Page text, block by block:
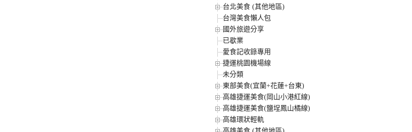
台北美食 (其他地區)
台灣美食懶人包
國外旅遊分享
已歇業
愛食記收錄專用
捷運桃園機場線
未分類
東部美食(宜蘭+花蓮+台東)
高雄捷運美食(岡山小港紅線)
高雄捷運美食(鹽埕鳳山橘線)
高雄環狀輕軌